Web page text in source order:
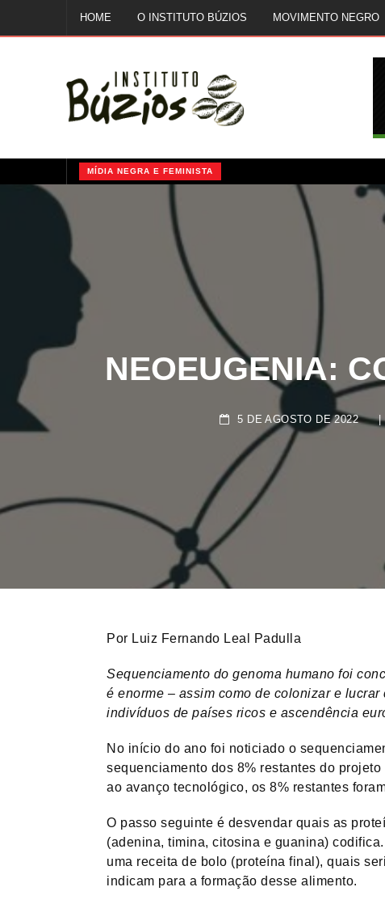
HOME O INSTITUTO BÚZIOS MOVIMENTO NEGRO
MÍDIA NEGRA E FEMINISTA
QUILOMBOS: A RESISTÊNCIA NEGRA NO BRASIL
NEOEUGENIA:
Por Luiz Fernando Leal Padulla
Sequenciamento do genoma humano foi
é enorme – assim como de colonizar e
indivíduos de países ricos e ascendência
No início do ano foi noticiado o
sequenciamento dos 8% restantes do
ao avanço tecnológico, os 8% restantes
O passo seguinte é desvendar quais as
(adenina, timina, citosina e guanina)
uma receita de bolo (proteína final), quais
indicam para a formação desse alimento.